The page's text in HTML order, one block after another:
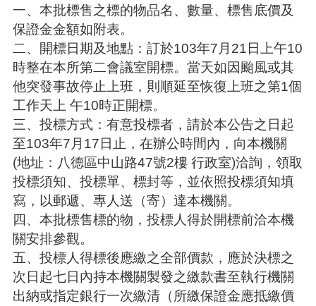
區
介
紹
訊
息
公
告
生
活
便
民
資
訊
機
關
通
訊
錄
一、本批標售之標的物品名、數量、標售底價及
保證金金額如附表。
二、開標日期及地點：訂於103年7月21日上午10
時整在本所第二會議室開標。當天如因颱風或其
他突發事故停止上班，則順延至恢復上班之第1個
工作天上 午10時正開標。
三、投標方式：有意投標者，請於本公告之日起
至103年7月17日止，在辦公時間內，向本機關
(地址：八德區中山路47號2樓 行政室)洽詢，領取
投標須知、投標單、標封等，並依照投標須知填
寫，以郵遞、專人送（寄）達本機關。
四、本批標售標的物，投標人得於開標前洽本機
關安排參觀。
五、投標人得標後應繳之全部價款，應於決標之
次日起七日內持本機關製發之繳款書至執行機關
出納或指定銀行一次繳清（所繳保證金應抵繳價